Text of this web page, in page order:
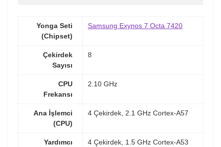
Yonga Seti
(Chipset)
Samsung Exynos 7 Octa 7420
Çekirdek
Sayısı
8
CPU
Frekansı
2.10 GHz
Ana İşlemci
(CPU)
4 Çekirdek, 2.1 GHz Cortex-A57
Yardımcı
4 Çekirdek, 1.5 GHz Cortex-A53